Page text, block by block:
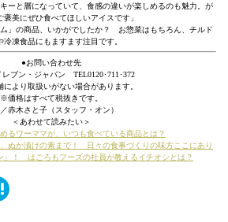
ーと層になっていて、食感の違いが楽しめるのも魅力。が
褒美にぜひ食べてほしいアイスです」
」の商品、いかがでしたか？ お惣菜はもちろん、チルド
冷凍食品にもますます注目です。
●お問い合わせ先
レブン・ジャパン TEL0120･711･372
より取扱いがない場合があります。
※価格はすべて税抜きです。
赤木さと子（スタッフ・オン）
＜あわせて読みたい＞
るワーママが、いつも食べている商品とは？
ぬか漬けの素まで！ 日々の食事づくりの味方ここにあり
」！ はごろもフーズの社員が教えるイチオシとは？